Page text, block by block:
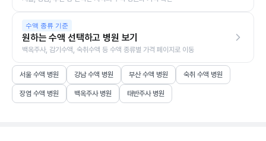
수액 종류 기준
원하는 수액 선택하고 병원 보기
백옥주사, 감기수액, 숙취수액 등 수액 종류별 가격 페이지로 이동
서울 수액 병원 강남 수액 병원 부산 수액 병원 숙취 수액 병원
장염 수액 병원 백옥주사 병원 태반주사 병원